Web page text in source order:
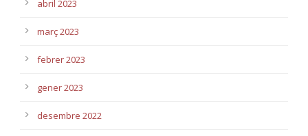
abril 2023
març 2023
febrer 2023
gener 2023
desembre 2022